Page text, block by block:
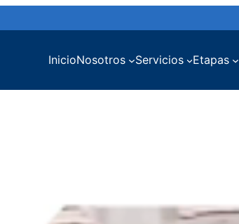
InicioNosotros Servicios Etapas